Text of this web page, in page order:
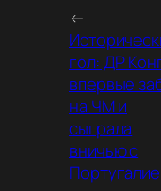
←
гол: ДР
впервые
на ЧМ и
сыграла
вничью с